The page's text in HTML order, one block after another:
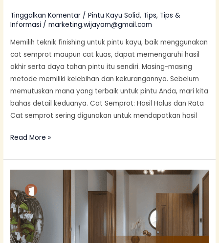
Tinggalkan Komentar /Pintu Kayu Solid, Tips, Tips &
Informasi /marketing.wijayam@gmail.com
Memilih teknik finishing untuk pintu kayu, baik menggunakan
cat semprot maupun cat kuas, dapat memengaruhi hasil
akhir serta daya tahan pintu itu sendiri. Masing-masing
metode memiliki kelebihan dan kekurangannya. Sebelum
memutuskan mana yang terbaik untuk pintu Anda, mari kita
bahas detail keduanya. Cat Semprot: Hasil Halus dan Rata
Cat semprot sering digunakan untuk mendapatkan hasil
Read More »
Alasan
Kenapa
Pintu
Kayu
Merbau